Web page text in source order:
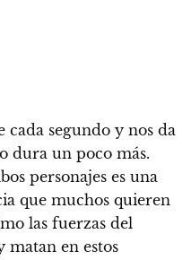
cada segundo y nos da
dura un poco más.
personajes es una
que muchos quieren
las fuerzas del
en estos